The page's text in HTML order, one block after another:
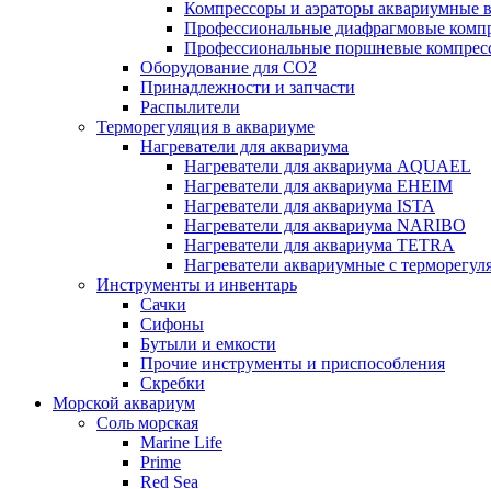
Компрессоры и аэраторы аквариумные
Профессиональные диафрагмовые
Профессиональные поршневые
Оборудование для CO2
Принадлежности и запчасти
Распылители
Терморегуляция в аквариуме
Нагреватели для аквариума
Нагреватели для аквариума AQUAEL
Нагреватели для аквариума EHEIM
Нагреватели для аквариума ISTA
Нагреватели для аквариума NARIBO
Нагреватели для аквариума TETRA
Нагреватели аквариумные с
Инструменты и инвентарь
Сачки
Сифоны
Бутыли и емкости
Прочие инструменты и приспособления
Скребки
Морской аквариум
Соль морская
Marine Life
Prime
Red Sea